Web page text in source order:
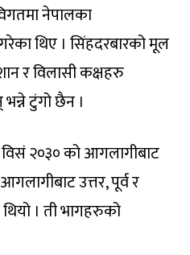
नेपालका
गरेका थिए । सिंहदरबारको मूल
र विलासी कक्षहरु
टुंगो छैन ।
विसं २०३० को आगलागीबाट
उत्तर, पूर्व र
। ती भागहरुको